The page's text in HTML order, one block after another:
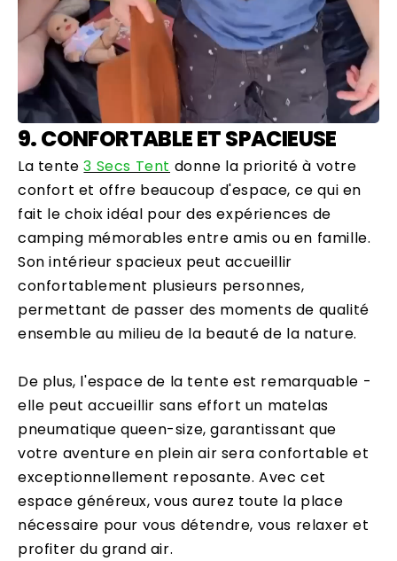
9. CONFORTABLE ET SPACIEUSE
La tente3 Secs Tent donne la priorité à votre
confort et offre beaucoup d'espace, ce qui en
fait le choix idéal pour des expériences de
camping mémorables entre amis ou en famille.
Son intérieur spacieux peut accueillir
confortablement plusieurs personnes,
permettant de passer des moments de qualité
ensemble au milieu de la beauté de la nature.
De plus, l'espace de la tente est remarquable -
elle peut accueillir sans effort un matelas
pneumatique queen-size, garantissant que
votre aventure en plein air sera confortable et
exceptionnellement reposante. Avec cet
espace généreux, vous aurez toute la place
nécessaire pour vous détendre, vous relaxer et
profiter du grand air.